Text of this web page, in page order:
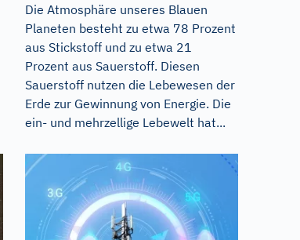
Die Atmosphäre unseres Blauen
Planeten besteht zu etwa 78 Prozent
aus Stickstoff und zu etwa 21
Prozent aus Sauerstoff. Diesen
Sauerstoff nutzen die Lebewesen der
Erde zur Gewinnung von Energie. Die
ein- und mehrzellige Lebewelt hat...